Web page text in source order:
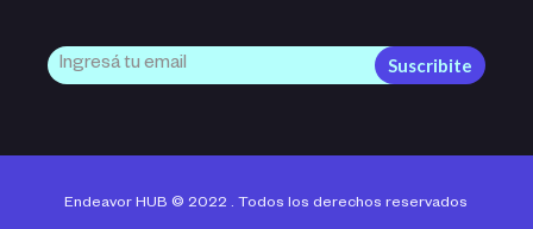
Suscribite
Endeavor HUB © 2022 . Todos los derechos reservados